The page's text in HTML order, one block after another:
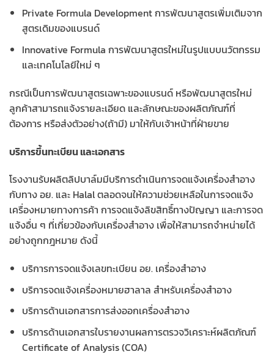
Private Formula Development การพัฒนาสูตรเพิ่มเติมจาก
สูตรเดิมของแบรนด์
Innovative Formula การพัฒนาสูตรใหม่ในรูปแบบนวัตกรรม
และเทคโนโลยีใหม่ ๆ
กรณีเป็นการพัฒนาสูตรเฉพาะของแบรนด์ หรือพัฒนาสูตรใหม่
ลูกค้าสามารถแจ้งรายละเอียด และลักษณะของผลิตภัณฑ์ที่
ต้องการ หรือส่งตัวอย่าง(ถ้ามี) มาให้กับเจ้าหน้าที่ฝ่ายขาย
บริการขึ้นทะเบียน และเอกสาร
โรงงานรับผลิตลิปบาล์มมีบริการดำเนินการจดแจ้งเครื่องสำอาง
กับทาง อย. และ Halal ตลอดจนให้ความช่วยเหลือในการจดแจ้ง
เครื่องหมายทางการค้า การจดแจ้งลิขสิทธิ์ทางปัญญา และการจด
แจ้งอื่น ๆ ที่เกี่ยวข้องกับเครื่องสำอาง เพื่อให้สามารถจำหน่ายได้
อย่างถูกกฎหมาย ดังนี้
บริการการจดแจ้งเลขทะเบียน อย. เครื่องสำอาง
บริการจดแจ้งเครื่องหมายฮาลาล สำหรับเครื่องสำอาง
บริการด้านเอกสารการส่งออกเครื่องสำอาง
บริการด้านเอกสารใบรายงานผลการตรวจวิเคราะห์ผลิตภัณฑ์
Certificate of Analysis (COA)